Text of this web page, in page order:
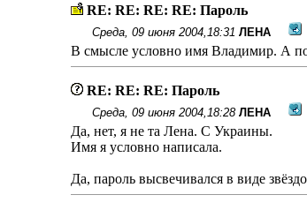
RE: RE: RE: RE: Пароль
Среда, 09 июня 2004,18:31 ЛЕНА
В смысле условно имя Владимир. А
RE: RE: RE: Пароль
Среда, 09 июня 2004,18:28 ЛЕНА
Да, нет, я не та Лена. С Украины.
Имя я условно написала.
Да, пароль высвечивался в виде